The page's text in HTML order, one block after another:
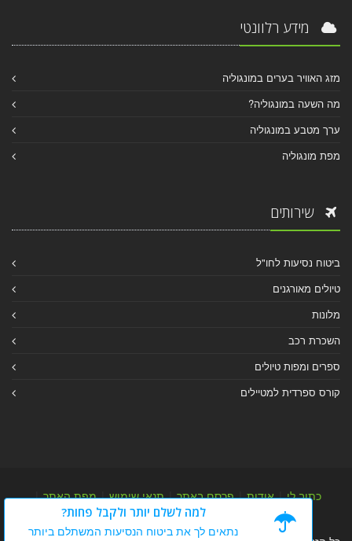
מידע רלוונטי
מזג האוויר בערים במונגוליה
מה השעה במונגוליה?
ערך מטבע במונגוליה
מפת מונגוליה
שירותים
ביטוח נסיעות לחו"ל
טיולים מאורגנים
מלונות
השכרת רכב
ספרים ומפות טיולים
קורס ספרדית למטיילים
כתוב לי|אודות|פרסם באתר|תנאי שימוש|מפת האתר|
מפת אלבום|מפת מאמרי מידע
למה לשלם יותר ולקבל פחות?
נתאים לך את ביטוח הנסיעות המשתלם ביותר